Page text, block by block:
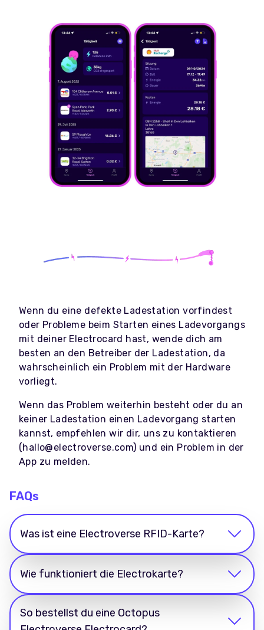
Wenn du eine defekte Ladestation vorfindest
oder Probleme beim Starten eines Ladevorgangs
mit deiner Electrocard hast, wende dich am
besten an den Betreiber der Ladestation, da
wahrscheinlich ein Problem mit der Hardware
vorliegt.
Wenn das Problem weiterhin besteht oder du an
keiner Ladestation einen Ladevorgang starten
kannst, empfehlen wir dir, uns zu kontaktieren
(hallo@electroverse.com) und ein Problem in der
App zu melden.
FAQs
Was ist eine Electroverse RFID-Karte?
Wie funktioniert die Electrokarte?
So bestellst du eine Octopus